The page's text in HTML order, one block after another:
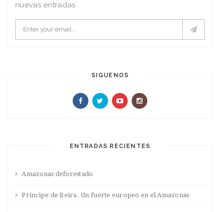
nuevas entradas
SIGUENOS
ENTRADAS RECIENTES
Amazonas deforestado
Príncipe de Beira. Un fuerte europeo en el Amazonas